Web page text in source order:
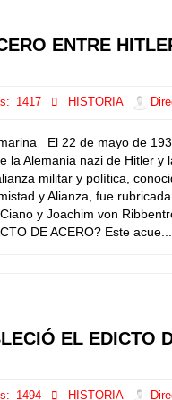
ENTRE
1417 HISTORIA
El 22 de mayo de
la Alemania nazi de Hitler y
militar y política,
y Alianza, fue
y Joachim von
DE ACERO? Este acue...
EL EDICTO
1494 HISTORIA